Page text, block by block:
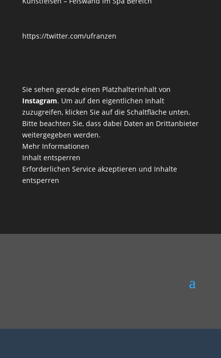
https://twitter.com/ufranzen
Sie sehen gerade einen Platzhalterinhalt von
Instagram. Um auf den eigentlichen Inhalt
zuzugreifen, klicken Sie auf die Schaltfläche unten.
Bitte beachten Sie, dass dabei Daten an Drittanbieter
weitergegeben werden.
Mehr Informationen
Inhalt entsperren
Erforderlichen Service akzeptieren und Inhalte
entsperren